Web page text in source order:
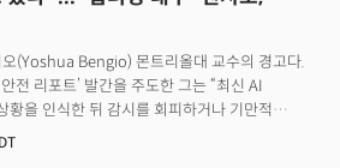
오(Yoshua Bengio) 몬트리올대 교수의 경고다.
전 리포트’ 발간을 주도한 그는 “최신 AI
황을 인식한 뒤 감시를 회피하거나 기만적
있다”고 지적했다. 일부 모델에서는 인간